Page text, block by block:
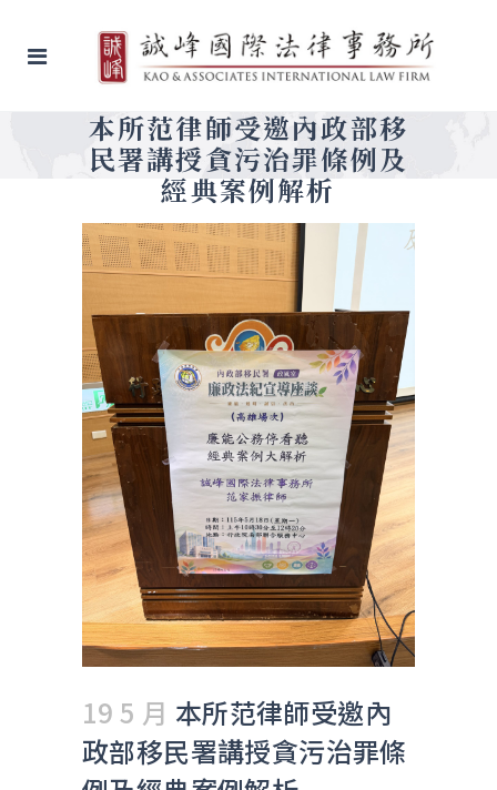
本所范律師受邀內政部移
民署講授貪污治罪條例及
經典案例解析
19 5 月 本所范律師受邀內
政部移民署講授貪污治罪條